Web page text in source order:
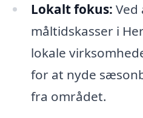
Lokalt fokus:
måltidskasser i
lokale
for at nyde
fra området.